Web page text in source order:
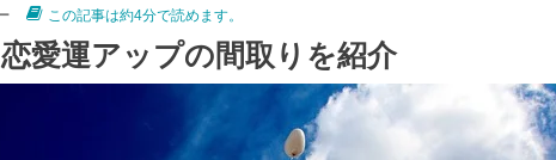
この記事は約4分で読めます。
愛運アップの間取りを紹介